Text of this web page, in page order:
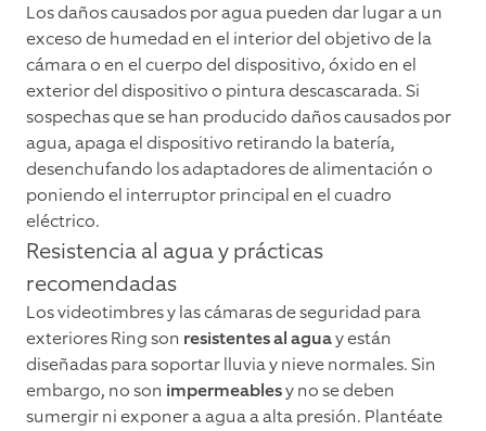
Los daños causados por agua pueden dar lugar a un
exceso de humedad en el interior del objetivo de la
cámara o en el cuerpo del dispositivo, óxido en el
exterior del dispositivo o pintura descascarada. Si
sospechas que se han producido daños causados por
agua, apaga el dispositivo retirando la batería,
desenchufando los adaptadores de alimentación o
poniendo el interruptor principal en el cuadro
eléctrico.
Resistencia al agua y prácticas
recomendadas
Los videotimbres y las cámaras de seguridad para
exteriores Ring son resistentes al aguay están
diseñadas para soportar lluvia y nieve normales. Sin
embargo, no son impermeablesy no se deben
sumergir ni exponer a agua a alta presión. Plantéate